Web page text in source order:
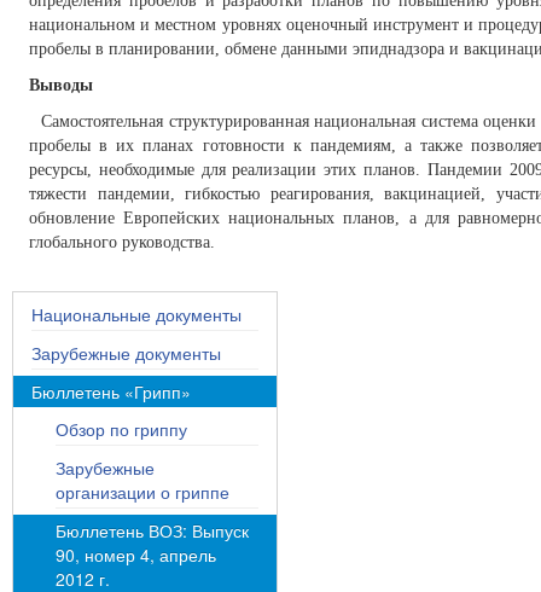
национальном и местном уровнях оценочный инструмент и
пробелы в планировании, обмене данными эпиднадзора и
Выводы
Самостоятельная структурированная национальная система
пробелы в их планах готовности к пандемиям, а также
ресурсы, необходимые для реализации этих планов. Пандемии
тяжести пандемии, гибкостью реагирования, вакцинацией,
обновление Европейских национальных планов, а для
глобального руководства.
Национальные документы
Зарубежные документы
Бюллетень «Грипп»
Обзор по гриппу
Зарубежные
организации о гриппе
Бюллетень ВОЗ: Выпуск
90, номер 4, апрель
2012 г.